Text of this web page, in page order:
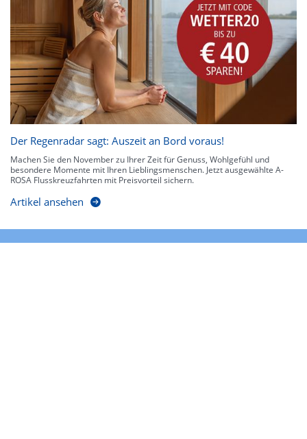
Der Regenradar sagt: Auszeit an Bord voraus!
Machen Sie den November zu Ihrer Zeit für Genuss, Wohlgefühl und
besondere Momente mit Ihren Lieblingsmenschen. Jetzt ausgewählte A-
ROSA Flusskreuzfahrten mit Preisvorteil sichern.
Artikel ansehen